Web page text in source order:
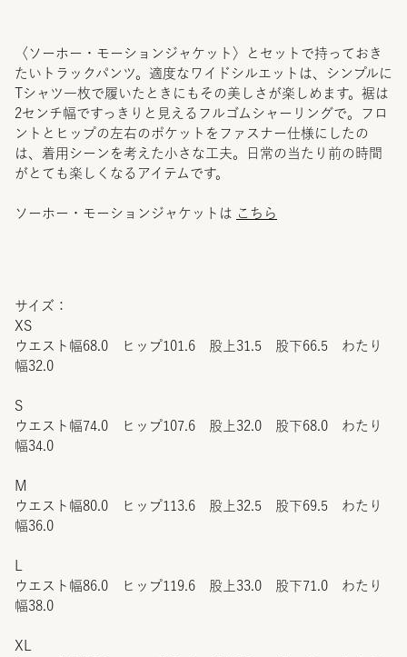
〈ソーホー・モーションジャケット〉とセットで持っておき
たいトラックパンツ。適度なワイドシルエットは、シンプルに
Tシャツ一枚で履いたときにもその美しさが楽しめます。裾は
2センチ幅ですっきりと見えるフルゴムシャーリングで。フロ
ントとヒップの左右のポケットをファスナー仕様にしたの
は、着用シーンを考えた小さな工夫。日常の当たり前の時間
がとても楽しくなるアイテムです。
ソーホー・モーションジャケットは こちら
サイズ：
XS
ウエスト幅68.0 ヒップ101.6 股上31.5 股下66.5 わたり
幅32.0
S
ウエスト幅74.0 ヒップ107.6 股上32.0 股下68.0 わたり
幅34.0
M
ウエスト幅80.0 ヒップ113.6 股上32.5 股下69.5 わたり
幅36.0
ウエスト幅86.0 ヒップ119.6 股上33.0 股下71.0 わたり
幅38.0
XL